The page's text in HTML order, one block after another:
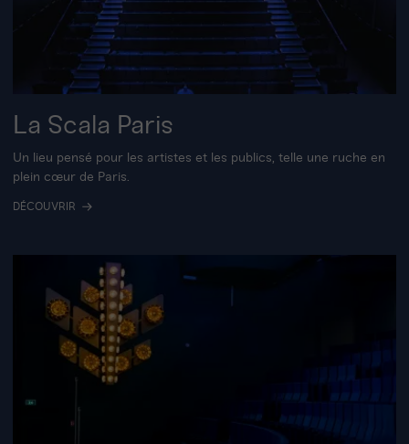
La Scala Paris
Un lieu pensé pour les artistes et les publics, telle une ruche en
plein cœur de Paris.
DÉCOUVRIR